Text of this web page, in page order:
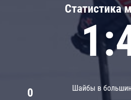
Статистика
Шайбы в
0